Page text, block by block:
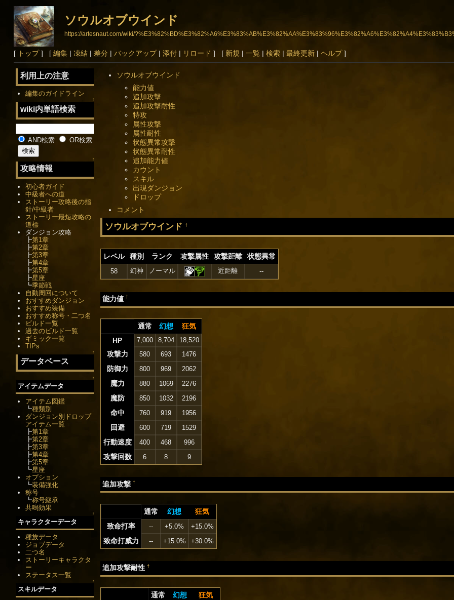
ソウルオブウインド
https://artesnaut.com/wiki/
[ トップ] [ 編集| 凍結| 差分| バックアップ| 添付| リロード ] [ 新規 | 一覧| 検索| 最終更新| ヘルプ]
ソウルオブウインド
能力値
追加攻撃
追加攻撃耐性
特攻
属性攻撃
属性耐性
状態異常攻撃
状態異常耐性
追加能力値
カウント
スキル
出現ダンジョン
ドロップ
コメント
ソウルオブウインド †
レベル 種別 ランク 攻撃属性 攻撃距離 状態異常
58 幻神 ノーマル 近距離 --
能力値 †
通常 幻想
狂気
HP
7,000 8,704 18,520
攻撃力 580 693 1476
防御力 800 969 2062
魔力 880 1069 2276
魔防 850 1032 2196
命中 760 919 1956
回避 600 719 1529
行動速度 400 468 996
攻撃回数 6 8 9
追加攻撃 †
通常 幻想
狂気
致命打率
-- +5.0% +15.0%
致命打威力 -- +15.0% +30.0%
追加攻撃耐性 †
通常 幻想
狂気
利用上の注意
編集のガイドライン
↑
wiki内単語検索
AND検索 OR検索
↑
攻略情報
初心者ガイド
中級者への道
ストーリー攻略後の指
針/中級者
ストーリー最短攻略の
道標
ダンジョン攻略
┣第1章
┣第2章
┣第3章
┣第4章
┣第5章
┣星座
┗季節戦
自動周回について
おすすめダンジョン
おすすめ装備
おすすめ称号・二つ名
ビルド一覧
過去のビルド一覧
ギミック一覧
TIPs
↑
データベース
↑
アイテムデータ
アイテム図鑑
┗種類別
ダンジョン別ドロップ
アイテム一覧
┣第1章
┣第2章
┣第3章
┣第4章
┣第5章
┗星座
オプション
┗装備強化
称号
┗称号継承
共鳴効果
↑
キャラクターデータ
種族データ
ジョブデータ
二つ名
ストーリーキャラクタ
ー
ステータス一覧
↑
スキルデータ